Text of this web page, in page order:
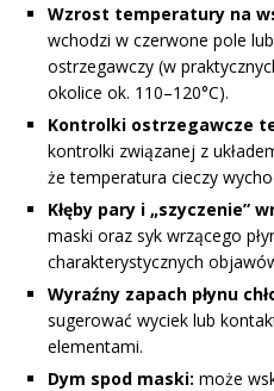
Wzrost temperatury na
wchodzi w czerwone pole
ostrzegawczy (w
okolice ok. 110–120°C).
Kontrolki ostrzegawcze
kontrolki związanej z
że temperatura cieczy
Kłęby pary i „szyczenie”
maski oraz syk wrzącego
charakterystycznych
Wyraźny zapach płynu
sugerować wyciek lub
elementami.
Dym spod maski: może